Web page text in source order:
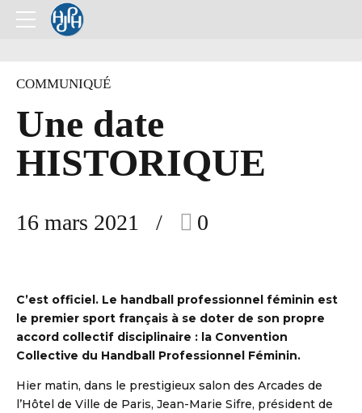
COMMUNIQUÉ
Une date
HISTORIQUE
16 mars 2021 0
C’est officiel. Le handball professionnel féminin est
le premier sport français à se doter de son propre
accord collectif disciplinaire : la Convention
Collective du Handball Professionnel Féminin.
Hier matin, dans le prestigieux salon des Arcades de
l’Hôtel de Ville de Paris, Jean-Marie Sifre, président de